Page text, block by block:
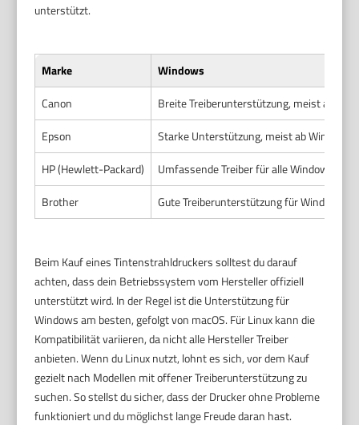
unterstützt.
Marke
Windows
Canon
Breite Treiberunterstützung, meist ab
Epson
Starke Unterstützung, meist ab Windows
HP (Hewlett-Packard)
Umfassende Treiber für alle Windows-
Brother
Gute Treiberunterstützung für Windows
Beim Kauf eines Tintenstrahldruckers solltest du darauf
achten, dass dein Betriebssystem vom Hersteller offiziell
unterstützt wird. In der Regel ist die Unterstützung für
Windows am besten, gefolgt von macOS. Für Linux kann die
Kompatibilität variieren, da nicht alle Hersteller Treiber
anbieten. Wenn du Linux nutzt, lohnt es sich, vor dem Kauf
gezielt nach Modellen mit offener Treiberunterstützung zu
suchen. So stellst du sicher, dass der Drucker ohne Probleme
funktioniert und du möglichst lange Freude daran hast.